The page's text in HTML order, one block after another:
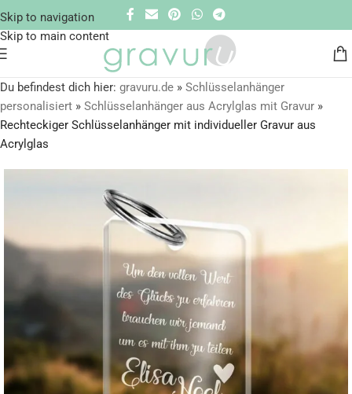
Skip to navigation
Skip to main content
Du befindest dich hier: gravuru.de » Schlüsselanhänger
personalisiert » Schlüsselanhänger aus Acrylglas mit Gravur »
Rechteckiger Schlüsselanhänger mit individueller Gravur aus
Acrylglas